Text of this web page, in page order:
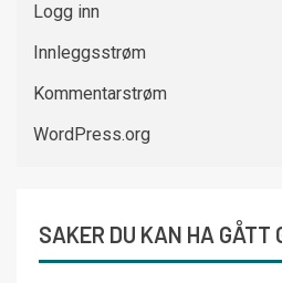
Logg inn
Innleggsstrøm
Kommentarstrøm
WordPress.org
SAKER DU KAN HA GÅTT